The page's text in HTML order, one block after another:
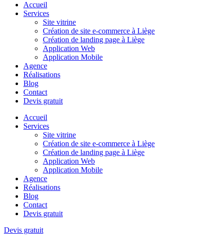
Accueil
Services
Site vitrine
Création de site e-commerce à Liège
Création de landing page à Liège
Application Web
Application Mobile
Agence
Réalisations
Blog
Contact
Devis gratuit
Accueil
Services
Site vitrine
Création de site e-commerce à Liège
Création de landing page à Liège
Application Web
Application Mobile
Agence
Réalisations
Blog
Contact
Devis gratuit
Devis gratuit